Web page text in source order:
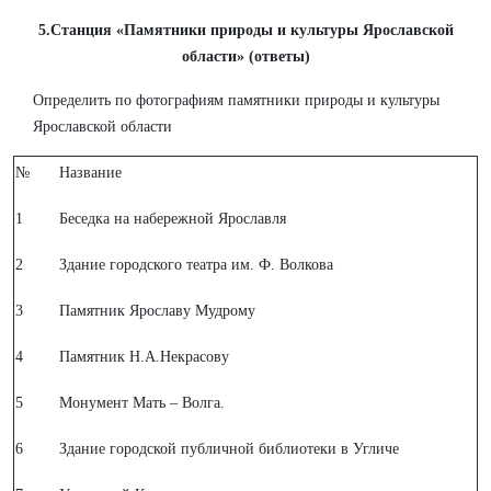
5.Станция «Памятники природы и культуры Ярославской
области» (ответы)
Определить по фотографиям памятники природы и культуры
Ярославской области
№ Название
1 Беседка на набережной Ярославля
2 Здание городского театра им. Ф. Волкова
3 Памятник Ярославу Мудрому
4 Памятник Н.А.Некрасову
5 Монумент Мать – Волга.
6 Здание городской публичной библиотеки в Угличе